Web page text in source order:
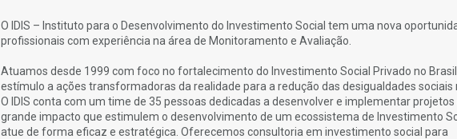
O IDIS – Instituto para o Desenvolvimento do Investimento Social tem uma nova
profissionais com experiência na área de Monitoramento e Avaliação.
Atuamos desde 1999 com foco no fortalecimento do Investimento Social Privado no
estímulo a ações transformadoras da realidade para a redução das desigualdades sociais
O IDIS conta com um time de 35 pessoas dedicadas a desenvolver e implementar projetos
grande impacto que estimulem o desenvolvimento de um ecossistema de Investimento
atue de forma eficaz e estratégica. Oferecemos consultoria em investimento social para